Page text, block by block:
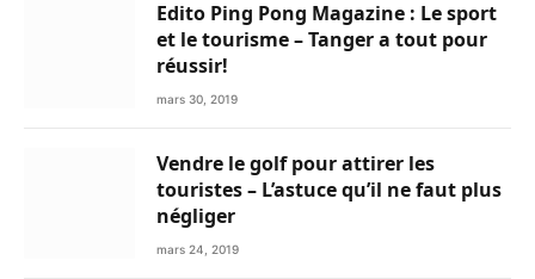
Edito Ping Pong Magazine : Le sport
et le tourisme – Tanger a tout pour
réussir!
mars 30, 2019
Vendre le golf pour attirer les
touristes – L’astuce qu’il ne faut plus
négliger
mars 24, 2019